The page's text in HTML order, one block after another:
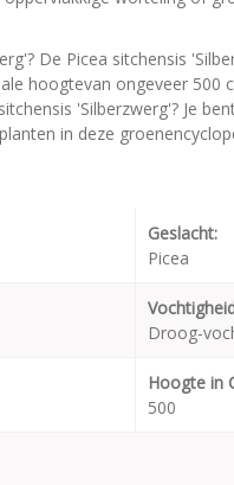
De Picea sitchensis
hoogtevan ongeveer 500
'Silberzwerg'? Je
in deze
Geslacht:
Picea
Droog-
Hoogte in
500